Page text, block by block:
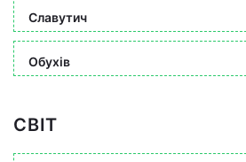
Славутич
Обухів
СВІТ